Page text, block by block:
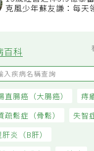
15歲經營之神3.9億暴
百科